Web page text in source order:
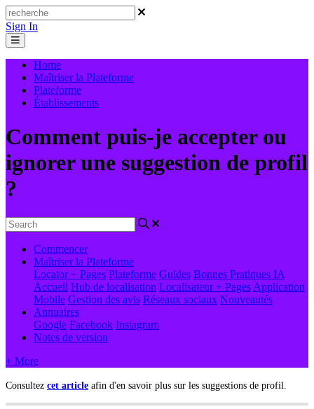
Sign In
Home
Maîtriser la Plateforme
Plateforme
Établissements
Comment puis-je accepter ou
ignorer une suggestion de profil
?
Commencer
Maîtriser la Plateforme
Locator + Pages Plateforme Guides Bonnes Pratiques IA
Accueil Hub de localisation Localisateur + Pages Application
Mobile Gestion des avis Réseaux sociaux Nouveautés
Annuaires
Google Facebook Instagram
Notes de version
+ More
Consultez cet article afin d'en savoir plus sur les suggestions de profil.